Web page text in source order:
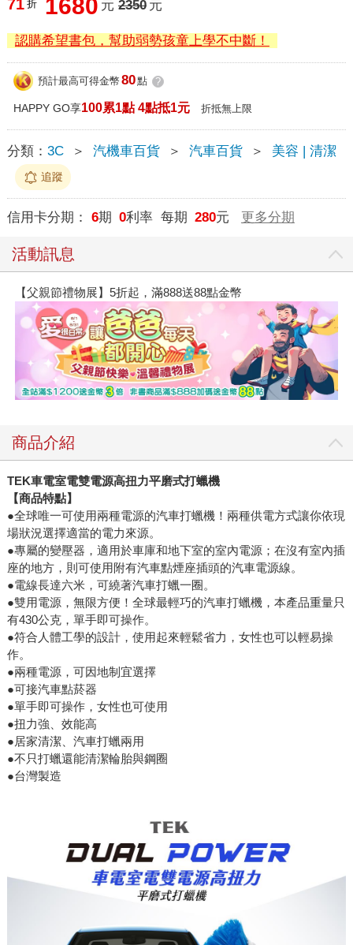
71 折 1680 元 2350 元
認購希望書包，幫助弱勢孩童上學不中斷！
預計最高可得金幣 80點 ?
HAPPY GO享100累1點 4點抵1元 折抵無上限
分類： 3C ＞ 汽機車百貨 ＞ 汽車百貨 ＞ 美容 | 清潔
追蹤
信用卡分期： 6期 0利率 每期 280元 更多分期
活動訊息
【父親節禮物展】5折起，滿888送88點金幣
商品介紹
TEK車電室電雙電源高扭力平磨式打蠟機
【商品特點】
●全球唯一可使用兩種電源的汽車打蠟機！兩種供電方式讓你依現
場狀況選擇適當的電力來源。
●專屬的變壓器，適用於車庫和地下室的室內電源；在沒有室內插
座的地方，則可使用附有汽車點煙座插頭的汽車電源線。
●電線長達六米，可繞著汽車打蠟一圈。
●雙用電源，無限方便！全球最輕巧的汽車打蠟機，本產品重量只
有430公克，單手即可操作。
●符合人體工學的設計，使用起來輕鬆省力，女性也可以輕易操
作。
●兩種電源，可因地制宜選擇
●可接汽車點菸器
●單手即可操作，女性也可使用
●扭力強、效能高
●居家清潔、汽車打蠟兩用
●不只打蠟還能清潔輪胎與鋼圈
●台灣製造